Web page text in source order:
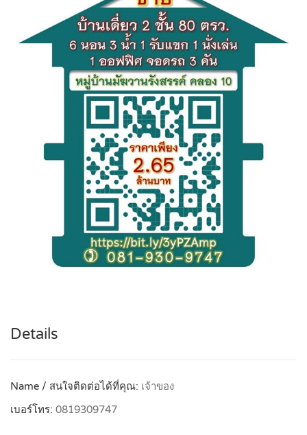
Details
Name / สนใจติดต่อได้ที่คุณ: เจ้าของ
เบอร์โทร: 0819309747